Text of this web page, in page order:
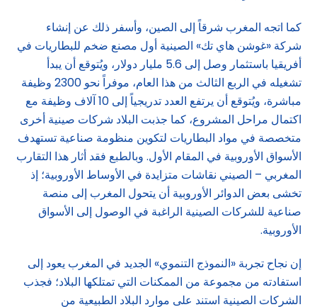
كما اتجه المغرب شرقاً إلى الصين، وأسفر ذلك عن إنشاء
شركة «غوشن هاي تك» الصينية أول مصنع ضخم للبطاريات في
أفريقيا باستثمار وصل إلى 5.6 مليار دولار، ويُتوقع أن يبدأ
تشغيله في الربع الثالث من هذا العام، موفراً نحو 2300 وظيفة
مباشرة، ويُتوقع أن يرتفع العدد تدريجياً إلى 10 آلاف وظيفة مع
اكتمال مراحل المشروع، كما جذبت البلاد شركات صينية أخرى
متخصصة في مواد البطاريات لتكوين منظومة صناعية تستهدف
الأسواق الأوروبية في المقام الأول. وبالطبع فقد أثار هذا التقارب
المغربي – الصيني نقاشات متزايدة في الأوساط الأوروبية؛ إذ
تخشى بعض الدوائر الأوروبية أن يتحول المغرب إلى منصة
صناعية للشركات الصينية الراغبة في الوصول إلى الأسواق
الأوروبية.
إن نجاح تجربة «النموذج التنموي» الجديد في المغرب يعود إلى
استفادته من مجموعة من الممكنات التي تمتلكها البلاد؛ فجذب
الشركات الصينية استند على موارد البلاد الطبيعية من